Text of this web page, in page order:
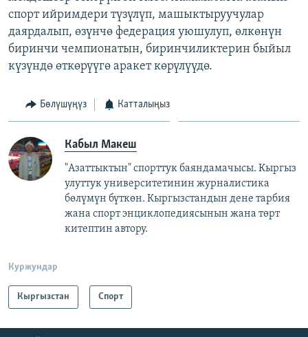
спорт ийримдери түзүлүп, машыктыруучулар
даярдалып, өзүнчө федерация уюшулуп, өлкөнүн
биринчи чемпионатын, биринчиликтерин быйыл
күзүндө өткөрүүгө аракет көрүлүүдө.
Бөлүшүңүз Катталыңыз
Кабыл Макеш
"Азаттыктын" спорттук баяндамачысы. Кыргыз
улуттук университетинин журналистика
бөлүмүн бүткөн. Кыргызстандын дене тарбия
жана спорт энциклопедиясынын жана төрт
китептин автору.
Куржундар
Кыргызстан Спорт